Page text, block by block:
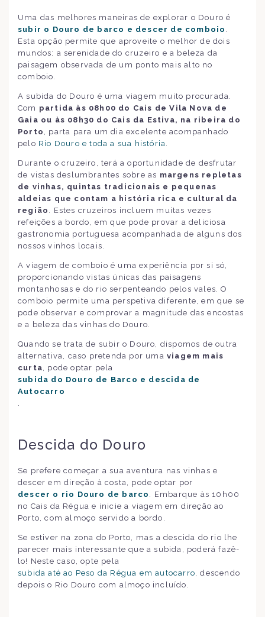
Uma das melhores maneiras de explorar o Douro é
subir o Douro de barco e descer de comboio
Esta opção permite que aproveite o melhor de dois
mundos: a serenidade do cruzeiro e a beleza da
paisagem observada de um ponto mais alto no
comboio.
A subida do Douro é uma viagem muito procurada.
Com partida às 08h00 do Cais de Vila Nova de
Gaia ou às 08h30 do Cais da Estiva, na ribeira do
Porto
, parta para um dia excelente acompanhado
pelo Rio Douro e toda a sua história
Durante o cruzeiro, terá a oportunidade de desfrutar
de vistas deslumbrantes sobre as margens repletas
de vinhas, quintas tradicionais e pequenas
aldeias que contam a história rica e cultural da
região
. Estes cruzeiros incluem muitas vezes
refeições a bordo, em que pode provar a deliciosa
gastronomia portuguesa acompanhada de alguns dos
nossos vinhos locais.
A viagem de comboio é uma experiência por si só,
proporcionando vistas únicas das paisagens
montanhosas e do rio serpenteando pelos vales. O
comboio permite uma perspetiva diferente, em que se
pode observar e comprovar a magnitude das encostas
e a beleza das vinhas do Douro.
Quando se trata de subir o Douro, dispomos de outra
alternativa, caso pretenda por uma viagem mais
curta , pode optar pela
subida do Douro de Barco e descida de
Autocarro
Descida do Douro
Se prefere começar a sua aventura nas vinhas e
descer em direção à costa, pode optar por
descer o rio Douro de barco
. Embarque às 10h00
no Cais da Régua e inicie a viagem em direção ao
Porto, com almoço servido a bordo.
Se estiver na zona do Porto, mas a descida do rio lhe
parecer mais interessante que a subida, poderá fazê-
lo! Neste caso, opte pela
subida até ao Peso da Régua em autocarro , descendo
depois o Rio Douro com almoço incluído.